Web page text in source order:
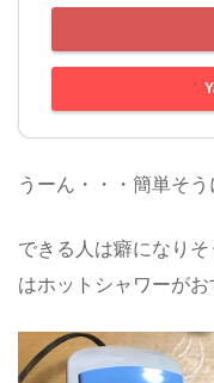
うーん・・・簡単そ
できる人は癖になり
はホットシャワーがお